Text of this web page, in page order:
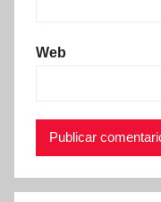
Web